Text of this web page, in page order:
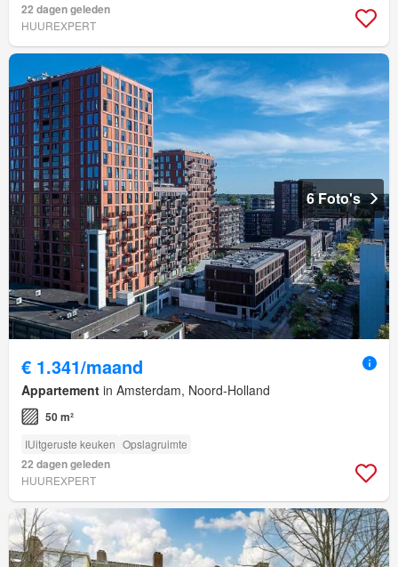
22 dagen geleden
HUUREXPERT
6 Foto's
€ 1.341/maand
Appartement in Amsterdam, Noord-Holland
50 m²
IUitgeruste keuken Opslagruimte
22 dagen geleden
HUUREXPERT